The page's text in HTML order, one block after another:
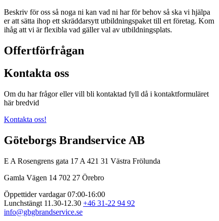
Beskriv för oss så noga ni kan vad ni har för behov så ska vi hjälpa
er att sätta ihop ett skräddarsytt utbildningspaket till ert företag. Kom
ihåg att vi är flexibla vad gäller val av utbildningsplats.
Offertförfrågan
Kontakta oss
Om du har frågor eller vill bli kontaktad fyll då i kontaktformuläret
här bredvid
Kontakta oss!
Göteborgs Brandservice AB
E A Rosengrens gata 17 A 421 31 Västra Frölunda
Gamla Vägen 14 702 27 Örebro
Öppettider vardagar 07:00-16:00
Lunchstängt 11.30-12.30 +46 31-22 94 92
info@gbgbrandservice.se